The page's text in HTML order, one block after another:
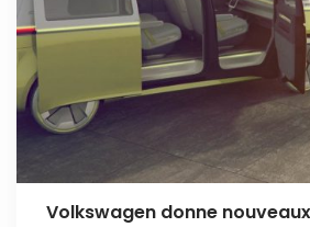
Volkswagen donne